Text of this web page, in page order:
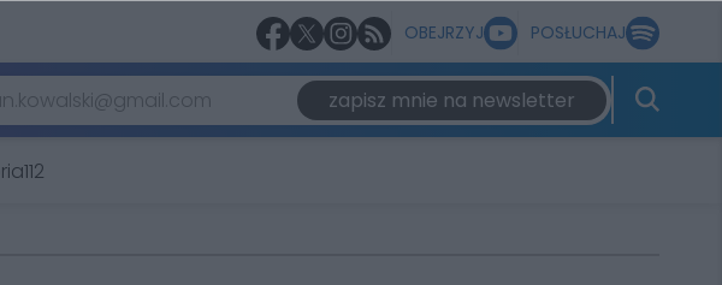
OBEJRZYJ POSŁUCHAJ
zapisz mnie na newsletter
112